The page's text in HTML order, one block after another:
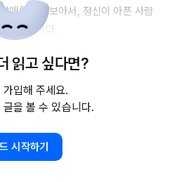
애를 앓아보아서, 정신이 아픈 사람
었다고 한다.
도 했지만
하고
한 인생에서
읽고 싶다면?
입해 주세요.
을 볼 수 있습니다.
시작하기